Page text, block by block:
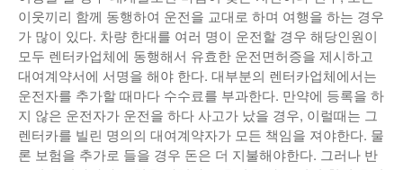
이웃끼리 함께 동행하여 운전을 교대로 하며 여행을 하는 경우
가 많이 있다. 차량 한대를 여러 명이 운전할 경우 해당인원이
모두 렌터카업체에 동행해서 유효한 운전면허증을 제시하고
대여계약서에 서명을 해야 한다. 대부분의 렌터카업체에서는
운전자를 추가할 때마다 수수료를 부과한다. 만약에 등록을 하
지 않은 운전자가 운전을 하다 사고가 났을 경우, 이럴때는 그
렌터카를 빌린 명의의 대여계약자가 모든 책임을 져야한다. 물
론 보험을 추가로 들을 경우 돈은 더 지불해야한다. 그러나 반